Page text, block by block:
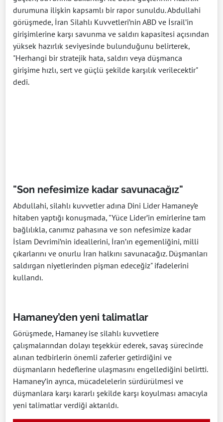
durumuna ilişkin kapsamlı bir rapor sunuldu. Abdullahi
görüşmede, İran Silahlı Kuvvetleri’nin ABD ve İsrail’in
girişimlerine karşı savunma ve saldırı kapasitesi açısından
yüksek hazırlık seviyesinde bulunduğunu belirterek,
"Herhangi bir stratejik hata, saldırı veya düşmanca
girişime hızlı, sert ve güçlü şekilde karşılık verilecektir"
dedi.
"Son nefesimize kadar savunacağız"
Abdullahi, silahlı kuvvetler adına Dini Lider Hamaney’e
hitaben yaptığı konuşmada, "Yüce Lider’in emirlerine tam
bağlılıkla, canımız pahasına ve son nefesimize kadar
İslam Devrimi’nin ideallerini, İran’ın egemenliğini, milli
çıkarlarını ve onurlu İran halkını savunacağız. Düşmanları
saldırgan niyetlerinden pişman edeceğiz" ifadelerini
kullandı.
Hamaney’den yeni talimatlar
Görüşmede, Hamaney ise silahlı kuvvetlere
çalışmalarından dolayı teşekkür ederek, savaş sürecinde
alınan tedbirlerin önemli zaferler getirdiğini ve
düşmanların hedeflerine ulaşmasını engellediğini belirtti.
Hamaney’in ayrıca, mücadelelerin sürdürülmesi ve
düşmanlara karşı kararlı şekilde karşı koyulması amacıyla
yeni talimatlar verdiği aktarıldı.